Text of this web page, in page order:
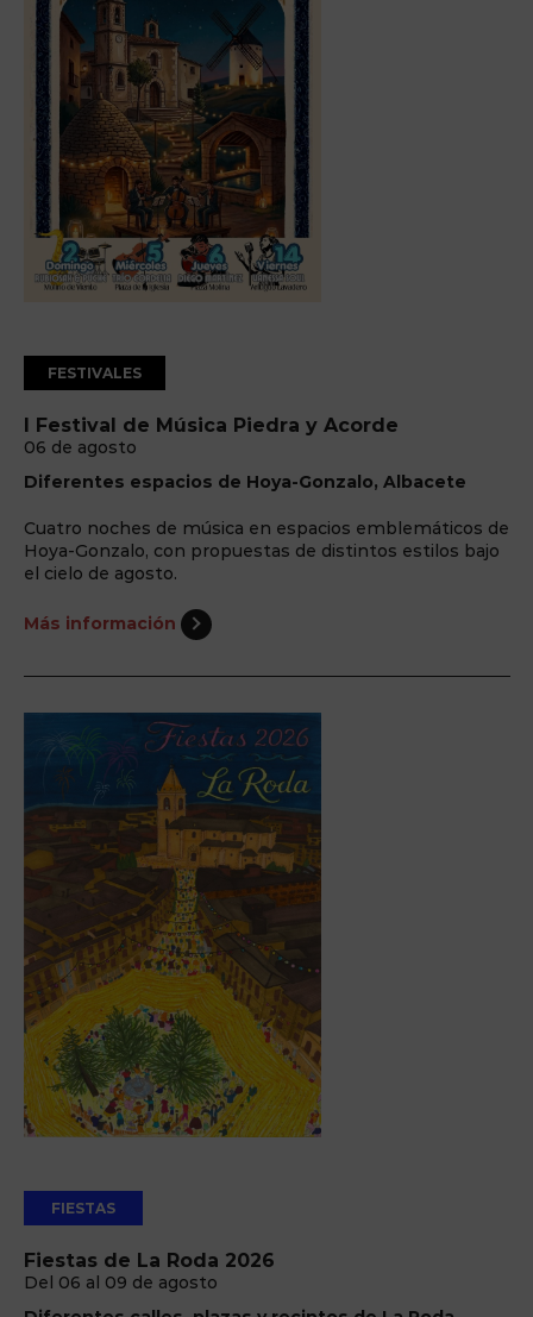
FESTIVALES
I Festival de Música Piedra y Acorde
06 de agosto
Diferentes espacios de Hoya-Gonzalo, Albacete
Cuatro noches de música en espacios emblemáticos de
Hoya-Gonzalo, con propuestas de distintos estilos bajo
el cielo de agosto.
Más información
FIESTAS
Fiestas de La Roda 2026
Del 06 al 09 de agosto